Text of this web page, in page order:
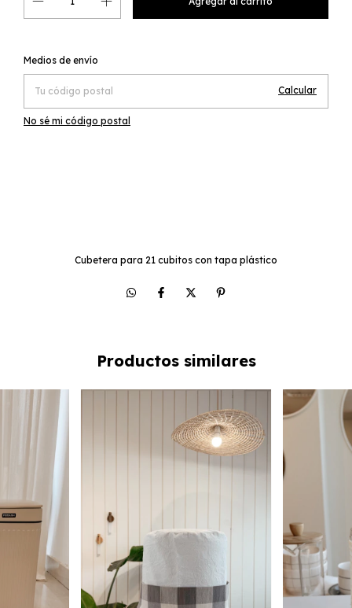
Entregas para el CP:
Medios de envío
Calcular
No sé mi código postal
Cubetera para 21 cubitos con tapa plástico
Productos similares